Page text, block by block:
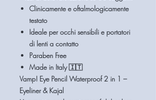
Clinicamente e oftalmologicamente
testato
Ideale per occhi sensibili e portatori
di lenti a contatto
Paraben Free
Made in Italy 🇮🇹
Vamp! Eye Pencil Waterproof 2 in 1 –
Eyeliner & Kajal